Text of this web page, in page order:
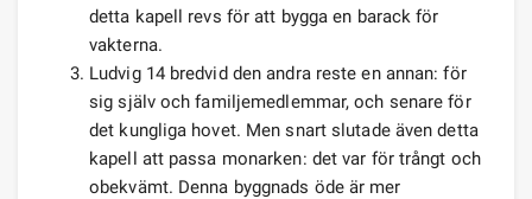
detta kapell revs för att bygga en barack för
vakterna.
Ludvig 14 bredvid den andra reste en annan: för
sig själv och familjemedlemmar, och senare för
det kungliga hovet. Men snart slutade även detta
kapell att passa monarken: det var för trångt och
obekvämt. Denna byggnads öde är mer